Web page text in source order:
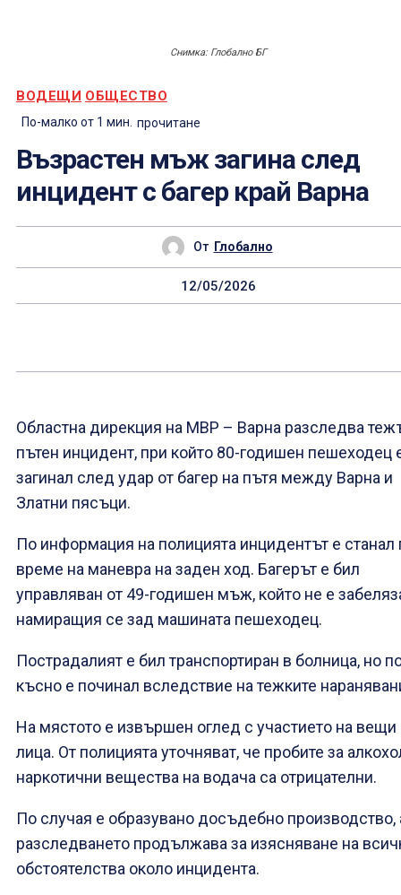
Снимка: Глобално БГ
ВОДЕЩИ ОБЩЕСТВО
По-малко от 1 мин. прочитане
Възрастен мъж загина след
инцидент с багер край Варна
От Глобално
12/05/2026
Областна дирекция на МВР – Варна разследва
пътен инцидент, при който 80-годишен пешеходец
загинал след удар от багер на пътя между Варна и
Златни пясъци.
По информация на полицията инцидентът е станал
време на маневра на заден ход. Багерът е бил
управляван от 49-годишен мъж, който не е
намиращия се зад машината пешеходец.
Пострадалият е бил транспортиран в болница, но
късно е починал вследствие на тежките
На мястото е извършен оглед с участието на вещи
лица. От полицията уточняват, че пробите за
наркотични вещества на водача са отрицателни.
По случая е образувано досъдебно производство,
разследването продължава за изясняване на
обстоятелства около инцидента.